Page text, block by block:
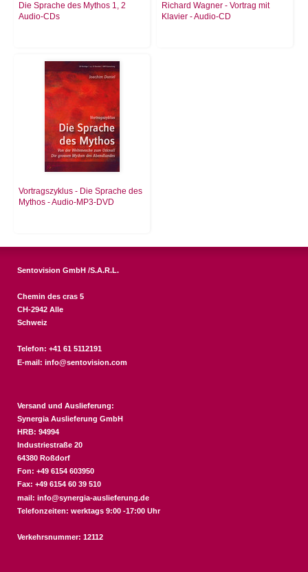
Die Sprache des Mythos 1, 2
Audio-CDs
Richard Wagner - Vortrag mit
Klavier - Audio-CD
Vortragszyklus - Die Sprache des
Mythos - Audio-MP3-DVD
Sentovision GmbH /S.A.R.L.
Chemin des cras 5
CH-2942 Alle
Schweiz
Telefon: +41 61 5112191
E-mail: info@sentovision.com
Versand und Auslieferung:
Synergia Auslieferung GmbH
HRB: 94994
Industriestraße 20
64380 Roßdorf
Fon: +49 6154 603950
Fax: +49 6154 60 39 510
mail: info@synergia-auslieferung.de
Telefonzeiten: werktags 9:00 -17:00 Uhr
Verkehrsnummer: 12112